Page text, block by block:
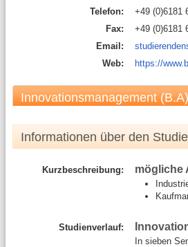
Telefon:
+49 (0)6181
Fax:
+49 (0)6181
Email:
Web:
https://
Innovationsmanagement (B.A)
Informationen über den
Kurzbeschreibung: mögliche
Studienverlauf:
In sieben